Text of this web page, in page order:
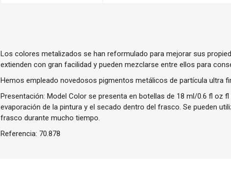
Los colores metalizados se han reformulado para mejorar sus
extienden con gran facilidad y pueden mezclarse entre ellos para
Hemos empleado novedosos pigmentos metálicos de partícula ultra
Presentación: Model Color se presenta en botellas de 18 ml/0.6 fl oz
evaporación de la pintura y el secado dentro del frasco. Se pueden
frasco durante mucho tiempo.
Referencia: 70.878